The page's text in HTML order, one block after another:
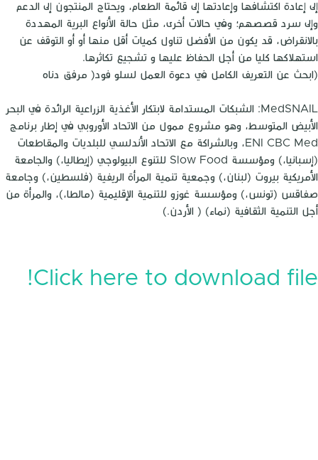
إلى إعادة اكتشافها وإعادتها إلى قائمة الطعام، ويحتاج المنتجون إلى الدعم
وإلى سرد قصصهم؛ وفي حالات أخرى، مثل حالة الأنواع البرية المهددة
بالانقراض، قد يكون من الأفضل تناول كميات أقل منها أو أو التوقف عن
استهلاكها كليا من أجل الحفاظ عليها و تشجيع تكاثرها.
(ابحث عن التعريف الكامل في دعوة العمل لسلو فود( مرفق دناه
MedSNAIL: الشبكات المستدامة لابتكار الأغذية الزراعية الرائدة في البحر
الأبيض المتوسط، وهو مشروع ممول من الاتحاد الأوروبي في إطار برنامج
ENI CBC Med، وبالشراكة مع الاتحاد الأندلسي للبلديات والمقاطعات
(إسبانيا،) ومؤسسة Slow Food للتنوع البيولوجي (إيطاليا،) والجامعة
الأمريكية بيروت (لبنان،) وجمعية تنمية المرأة الريفية (فلسطين،) وجامعة
صفاقس (تونس،) ومؤسسة غوزو للتنمية الإقليمية (مالطا،)، والمرأة من
أجل التنمية الثقافية (نماء) ( الأردن.)
Click here to download file!